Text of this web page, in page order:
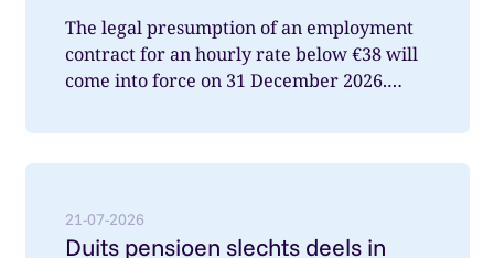
The legal presumption of an employment
contract for an hourly rate below €38 will
come into force on 31 December 2026.
21-07-2026
Duits pensioen slechts deels in